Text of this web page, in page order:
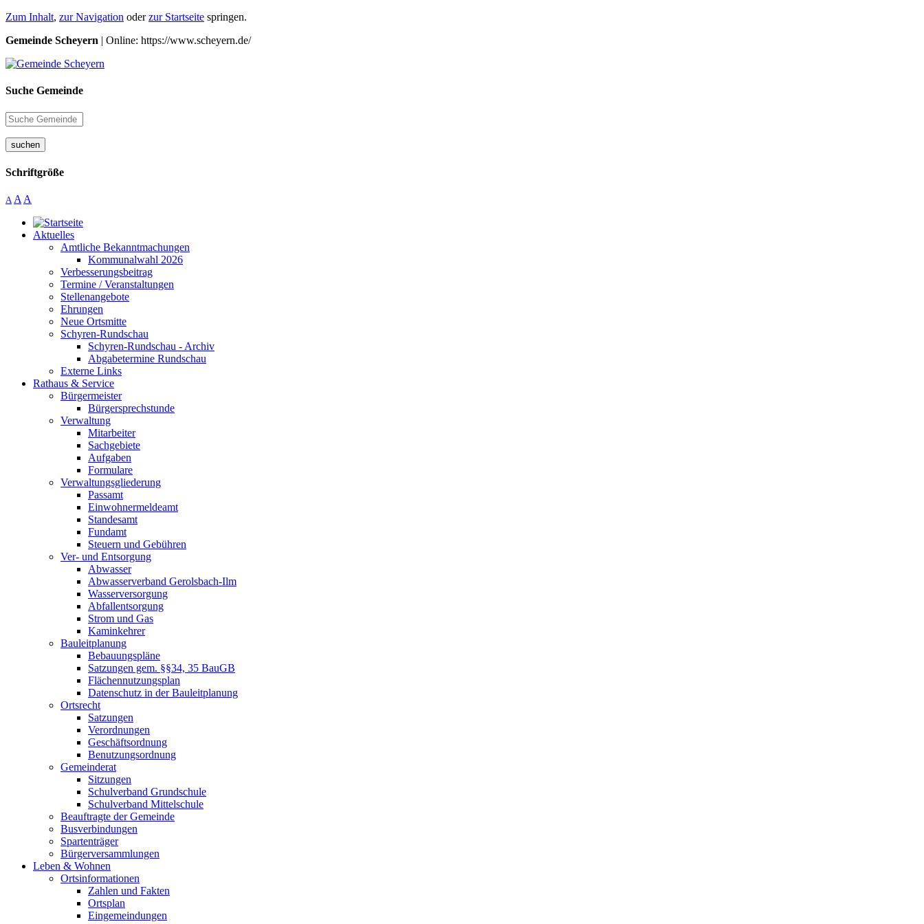
Zum Inhalt, zur Navigation oderzur Startseite springen.
Gemeinde Scheyern | Online: https://www.scheyern.de/
Suche Gemeinde
suchen
Schriftgröße
A A A
Aktuelles
Amtliche Bekanntmachungen
Kommunalwahl 2026
Verbesserungsbeitrag
Termine / Veranstaltungen
Stellenangebote
Ehrungen
Neue Ortsmitte
Schyren-Rundschau
Schyren-Rundschau - Archiv
Abgabetermine Rundschau
Externe Links
Rathaus & Service
Bürgermeister
Bürgersprechstunde
Verwaltung
Mitarbeiter
Sachgebiete
Aufgaben
Formulare
Verwaltungsgliederung
Passamt
Einwohnermeldeamt
Standesamt
Fundamt
Steuern und Gebühren
Ver- und Entsorgung
Abwasser
Abwasserverband Gerolsbach-Ilm
Wasserversorgung
Abfallentsorgung
Strom und Gas
Kaminkehrer
Bauleitplanung
Bebauungspläne
Satzungen gem. §§34, 35 BauGB
Flächennutzungsplan
Datenschutz in der Bauleitplanung
Ortsrecht
Satzungen
Verordnungen
Geschäftsordnung
Benutzungsordnung
Gemeinderat
Sitzungen
Schulverband Grundschule
Schulverband Mittelschule
Beauftragte der Gemeinde
Busverbindungen
Spartenträger
Bürgerversammlungen
Leben & Wohnen
Ortsinformationen
Zahlen und Fakten
Ortsplan
Eingemeindungen